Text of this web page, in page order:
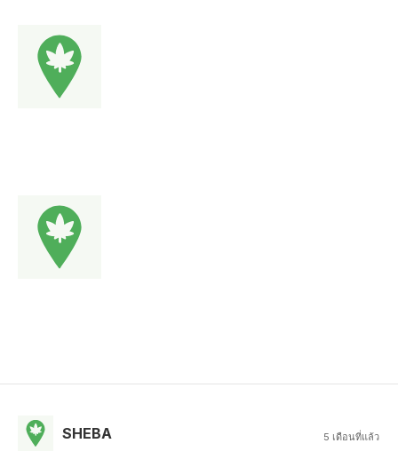
SHEBA 5 เดือนที่แล้ว